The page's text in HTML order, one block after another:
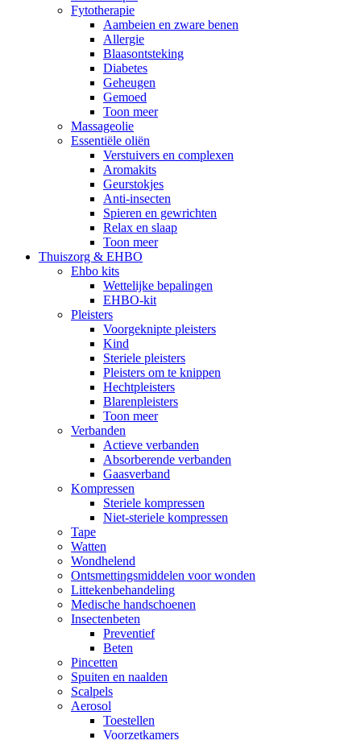
Fytotherapie
Aambeien en zware benen
Allergie
Blaasontsteking
Diabetes
Geheugen
Gemoed
Toon meer
Massageolie
Essentiële oliën
Verstuivers en complexen
Aromakits
Geurstokjes
Anti-insecten
Spieren en gewrichten
Relax en slaap
Toon meer
Thuiszorg & EHBO
Ehbo kits
Wettelijke bepalingen
EHBO-kit
Pleisters
Voorgeknipte pleisters
Kind
Steriele pleisters
Pleisters om te knippen
Hechtpleisters
Blarenpleisters
Toon meer
Verbanden
Actieve verbanden
Absorberende verbanden
Gaasverband
Kompressen
Steriele kompressen
Niet-steriele kompressen
Tape
Watten
Wondhelend
Ontsmettingsmiddelen voor wonden
Littekenbehandeling
Medische handschoenen
Insectenbeten
Preventief
Beten
Pincetten
Spuiten en naalden
Scalpels
Aerosol
Toestellen
Voorzetkamers